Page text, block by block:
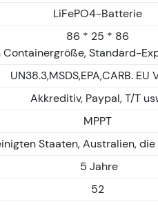
LiFePO4-Batterie
86 * 25 * 86
Containergröße, Standard-
UN38.3,MSDS,EPA,CARB. EU
Akkreditiv, Paypal, T/T
MPPT
Staaten, Australien, die
5 Jahre
52